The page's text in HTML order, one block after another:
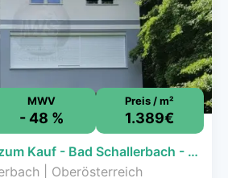
MWV
- 48 %
Preis / m²
1.389€
Mehrfamilienhaus zum Kauf - Bad Schallerbach - 500.000 € - 13 Zimmer, 360 m², 770 m² Grundstück
| Oberösterreich